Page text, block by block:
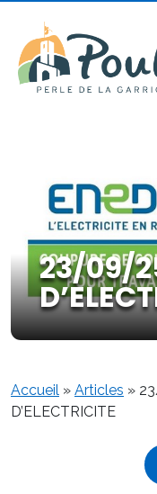
23/09/
Accueil » Articles »
D’ELECTRICITE